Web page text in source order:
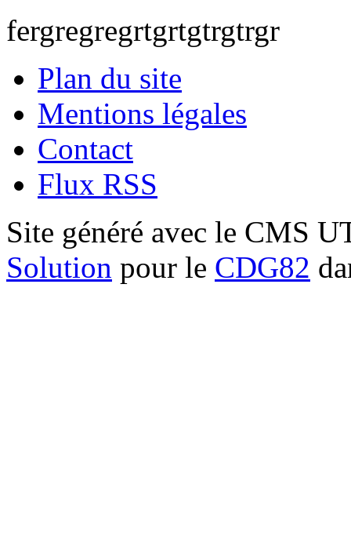
fergregregrtgrtgtrgtrgr
Plan du site
Mentions légales
Contact
Flux RSS
Site généré avec le CMS
Solution pour le CDG82